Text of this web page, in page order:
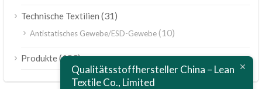
Technische Textilien (31)
Antistatisches Gewebe/ESD-Gewebe(10)
Produkte(189)
Qualitätsstoffhersteller China – Lean
Textile Co., Limited
Polski
Bahasa Melayu